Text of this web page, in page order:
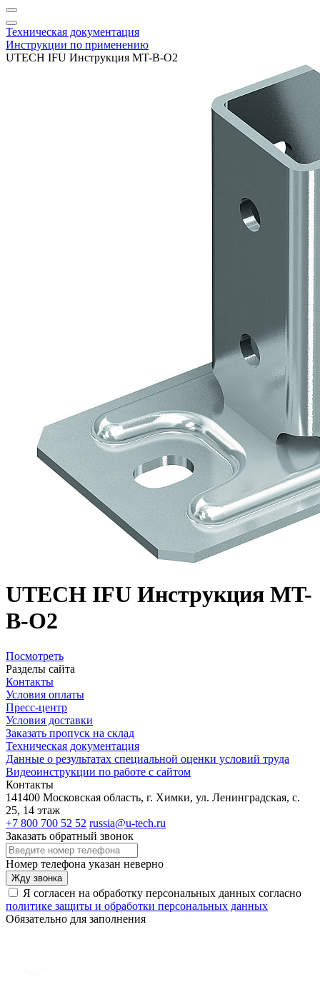
Техническая документация
Инструкции по применению
UTECH IFU Инструкция MT-B-O2
UTECH IFU Инструкция MT-
B-O2
Посмотреть
Разделы сайта
Контакты
Условия оплаты
Пресс-центр
Условия доставки
Заказать пропуск на склад
Техническая документация
Данные о результатах специальной оценки условий труда
Видеоинструкции по работе с сайтом
Контакты
141400 Московская область, г. Химки, ул. Ленинградская, с.
25, 14 этаж
+7 800 700 52 52 russia@u-tech.ru
Заказать обратный звонок
Номер телефона указан неверно
Жду звонка
Я согласен на обработку персональных данных согласно
политике защиты и обработки персональных данных
Обязательно для заполнения